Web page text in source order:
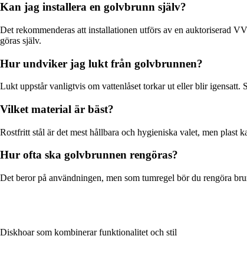
Kan jag installera en golvbrunn själv?
Det rekommenderas att installationen utförs av en auktoriserad
göras själv.
Hur undviker jag lukt från golvbrunnen?
Lukt uppstår vanligtvis om vattenlåset torkar ut eller blir igensatt.
Vilket material är bäst?
Rostfritt stål är det mest hållbara och hygieniska valet, men plast
Hur ofta ska golvbrunnen rengöras?
Det beror på användningen, men som tumregel bör du rengöra
Diskhoar som kombinerar funktionalitet och stil